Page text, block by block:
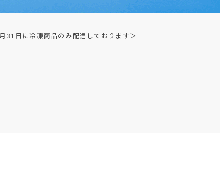
日に冷凍商品のみ配達しております＞